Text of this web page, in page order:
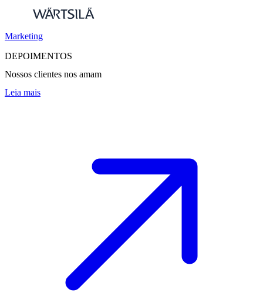
Marketing
DEPOIMENTOS
Nossos clientes nos amam
Leia mais